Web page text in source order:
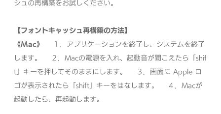
シュの再構築をお試しください。
【フォントキャッシュ再構築の方法】
《Mac》
１．アプリケーションを終了し、システムを終了
します。
２．Macの電源を入れ、起動音が聞こえたら「shif
t」キーを押してそのままにします。
３．画面に Apple ロ
ゴが表示されたら「shift」キーをはなします。
４．Macが
起動したら、再起動します。